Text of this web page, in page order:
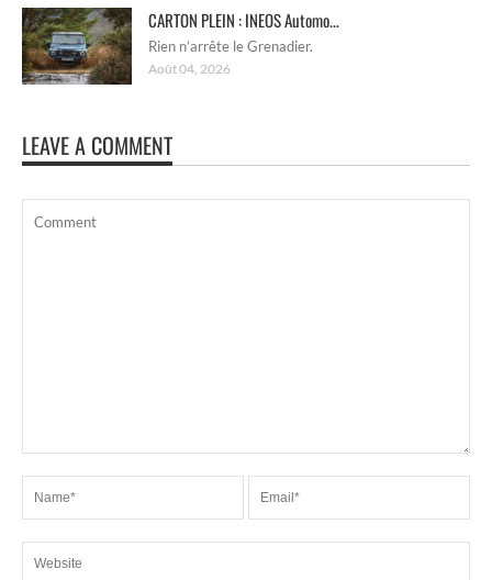
CARTON PLEIN : INEOS Automo...
Rien n’arrête le Grenadier.
Août 04, 2026
LEAVE A COMMENT